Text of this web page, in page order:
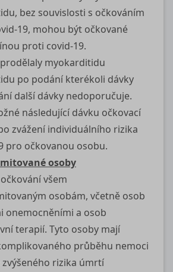
bez souvislosti s očkováním
19, mohou být očkované
proti covid-19.
myokarditidu
po podání kterékoli dávky
další dávky nedoporučuje.
následující dávku očkovací
zvážení individuálního rizika
pro očkovanou osobu.
osoby
všem
osobám, včetně osob
onemocněními a osob
terapií. Tyto osoby mají
průběhu nemoci
zvýšeného rizika úmrtí